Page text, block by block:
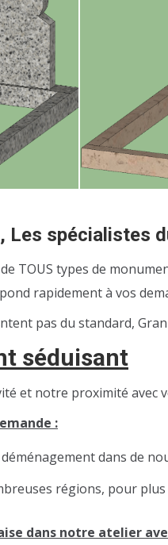
Les spécialistes
TOUS types de
rapidement à vos
pas du standard,
séduisant
et notre proximité avec
:
dans de
régions, pour
dans notre atelier